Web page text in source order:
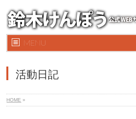
MENU
活動日記
HOME »